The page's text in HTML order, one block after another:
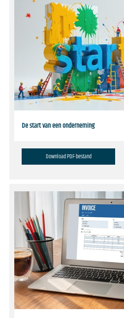
De start van een onderneming
Download PDF-bestand